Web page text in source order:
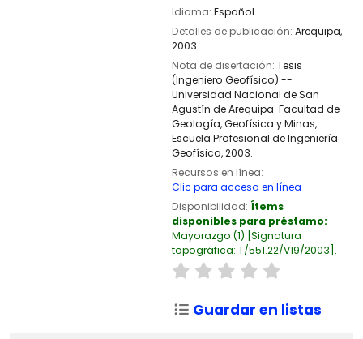
Idioma: Español
Detalles de publicación: Arequipa,
2003
Nota de disertación: Tesis
(Ingeniero Geofísico) --
Universidad Nacional de San
Agustín de Arequipa. Facultad de
Geología, Geofísica y Minas,
Escuela Profesional de Ingeniería
Geofísica, 2003.
Recursos en línea:
Clic para acceso en línea
Disponibilidad: Ítems
disponibles para préstamo:
Mayorazgo (1) Signatura
topográfica: T/551.22/V19/2003 .
Guardar en listas